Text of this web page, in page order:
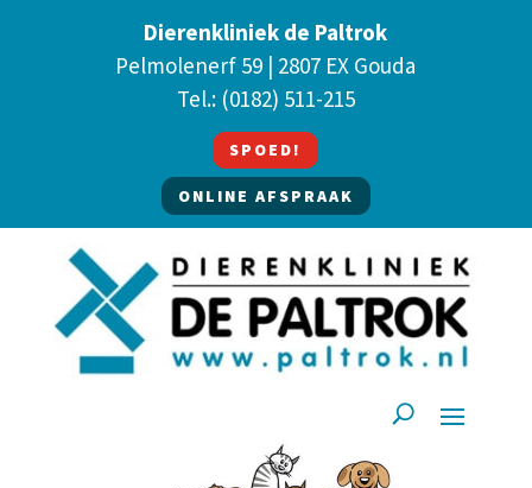
Dierenkliniek de Paltrok
Pelmolenerf 59 | 2807 EX Gouda
Tel.: (0182) 511-215
SPOED!
ONLINE AFSPRAAK